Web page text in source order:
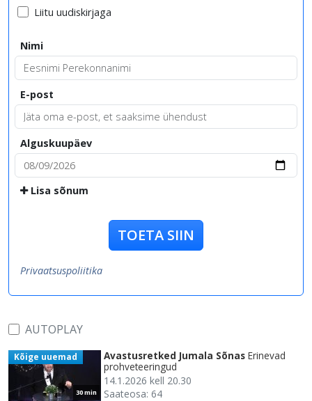
Liitu uudiskirjaga
Nimi
E-post
Alguskuupäev
Lisa sõnum
TOETA SIIN
Privaatsuspoliitika
AUTOPLAY
30 min
Kõige uuemad Avastusretked Jumala Sõnas Erinevad
prohveteeringud
14.1.2026 kell 20.30
Saateosa: 64